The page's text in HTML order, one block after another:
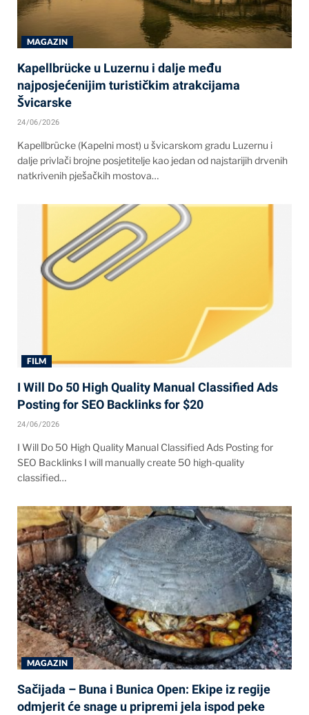
MAGAZIN
Kapellbrücke u Luzernu i dalje među
najposjećenijim turističkim atrakcijama
Švicarske
24/06/2026
Kapellbrücke (Kapelni most) u švicarskom gradu Luzernu i
dalje privlači brojne posjetitelje kao jedan od najstarijih drvenih
natkrivenih pješačkih mostova…
FILM
I Will Do 50 High Quality Manual Classified Ads
Posting for SEO Backlinks for $20
24/06/2026
I Will Do 50 High Quality Manual Classified Ads Posting for
SEO Backlinks I will manually create 50 high-quality
classified…
MAGAZIN
Sačijada – Buna i Bunica Open: Ekipe iz regije
odmjerit će snage u pripremi jela ispod peke